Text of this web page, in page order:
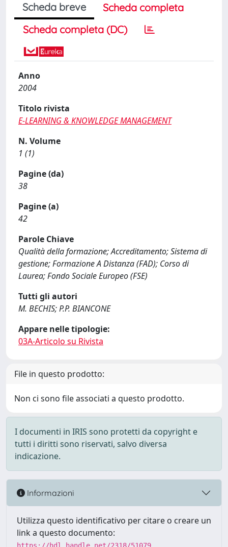
Scheda breve
Scheda completa
Scheda completa (DC)
Anno
2004
Titolo rivista
E-LEARNING & KNOWLEDGE MANAGEMENT
N. Volume
1 (1)
Pagine (da)
38
Pagine (a)
42
Parole Chiave
Qualità della formazione; Accreditamento; Sistema di
gestione; Formazione A Distanza (FAD); Corso di
Laurea; Fondo Sociale Europeo (FSE)
Tutti gli autori
M. BECHIS; P.P. BIANCONE
Appare nelle tipologie:
03A-Articolo su Rivista
File in questo prodotto:
Non ci sono file associati a questo prodotto.
I documenti in IRIS sono protetti da copyright e
tutti i diritti sono riservati, salvo diversa
indicazione.
Informazioni
Utilizza questo identificativo per citare o creare un
link a questo documento: